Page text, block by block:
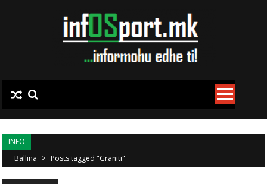
INFO
Ballina > Posts tagged "Graniti"